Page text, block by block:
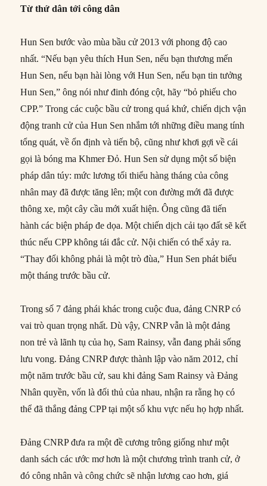
Từ thứ dân tới công dân
Hun Sen bước vào mùa bầu cử 2013 với phong độ cao
nhất. “Nếu bạn yêu thích Hun Sen, nếu bạn thương mến
Hun Sen, nếu bạn hài lòng với Hun Sen, nếu bạn tin tưởng
Hun Sen,” ông nói như đinh đóng cột, hãy “bỏ phiếu cho
CPP.” Trong các cuộc bầu cử trong quá khứ, chiến dịch vận
động tranh cử của Hun Sen nhắm tới những điều mang tính
tổng quát, về ổn định và tiến bộ, cũng như khơi gợi về cái
gọi là bóng ma Khmer Đỏ. Hun Sen sử dụng một số biện
pháp dân túy: mức lương tối thiểu hàng tháng của công
nhân may đã được tăng lên; một con đường mới đã được
thông xe, một cây cầu mới xuất hiện. Ông cũng đã tiến
hành các biện pháp đe dọa. Một chiến dịch cải tạo đất sẽ kết
thúc nếu CPP không tái đắc cử. Nội chiến có thể xảy ra.
“Thay đổi không phải là một trò đùa,” Hun Sen phát biểu
một tháng trước bầu cử.
Trong số 7 đảng phái khác trong cuộc đua, đảng CNRP có
vai trò quan trọng nhất. Dù vậy, CNRP vẫn là một đảng
non trẻ và lãnh tụ của họ, Sam Rainsy, vẫn đang phải sống
lưu vong. Đảng CNRP được thành lập vào năm 2012, chỉ
một năm trước bầu cử, sau khi đảng Sam Rainsy và Đảng
Nhân quyền, vốn là đối thủ của nhau, nhận ra rằng họ có
thể đã thắng đảng CPP tại một số khu vực nếu họ hợp nhất.
Đảng CNRP đưa ra một đề cương trông giống như một
danh sách các ước mơ hơn là một chương trình tranh cử, ở
đó công nhân và công chức sẽ nhận lương cao hơn, giá